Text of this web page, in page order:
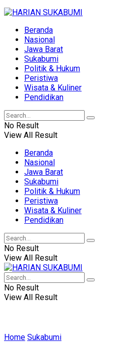
Beranda
Nasional
Jawa Barat
Sukabumi
Politik & Hukum
Peristiwa
Wisata & Kuliner
Pendidikan
No Result
View All Result
Beranda
Nasional
Jawa Barat
Sukabumi
Politik & Hukum
Peristiwa
Wisata & Kuliner
Pendidikan
No Result
View All Result
No Result
View All Result
Home Sukabumi